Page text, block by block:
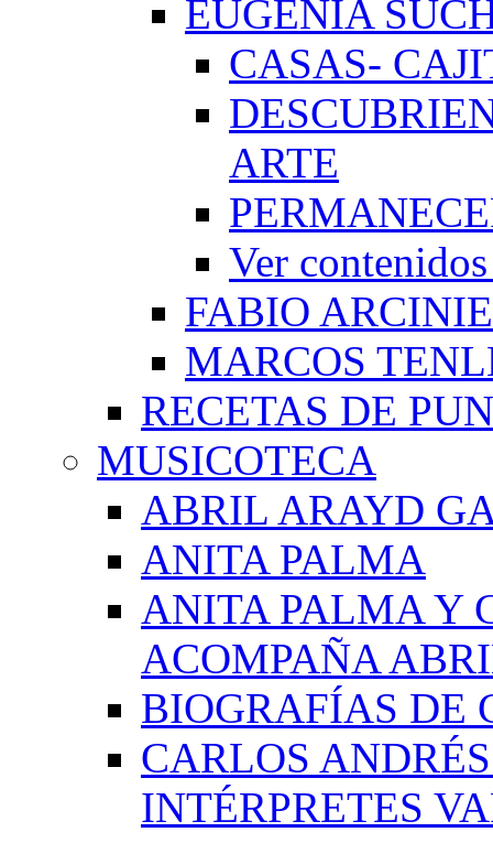
EUGENIA
CASAS-
ARTE
Ver
FABIO
MARCOS
RECETAS DE
MUSICOTECA
ABRIL ARAYD
ANITA PALMA
ANITA PALMA Y
ACOMPAÑA
BIOGRAFÍAS DE
CARLOS
INTÉRPRETES